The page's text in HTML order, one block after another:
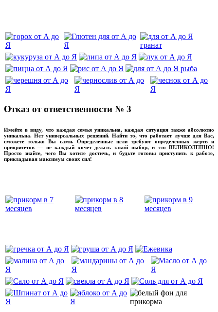
Отказ от ответственности № 3
Имейте в виду, что каждая семья уникальна, каждая ситуация также абсолютно
уникальна. Нет универсальных решений. Найти то, что работает лучше для Вас,
сможете только Вы сами. Определенные цели требуют определенных жертв и
приоритетов — не каждый хочет делать такой выбор, и это ВЕЛИКОЛЕПНО!
Просто знайте, чего Вы хотите достичь, и будьте готовы приступить к работе,
прикладывая максимум своих сил!